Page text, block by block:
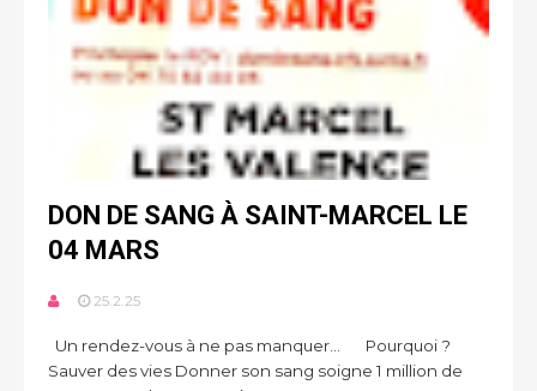
DON DE SANG À SAINT-MARCEL LE
04 MARS
25.2.25
Un rendez-vous à ne pas manquer... Pourquoi ?
Sauver des vies Donner son sang soigne 1 million de